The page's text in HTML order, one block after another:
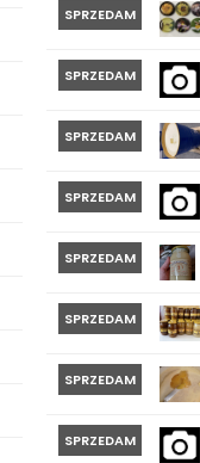
SPRZEDAM
SPRZEDAM
SPRZEDAM
SPRZEDAM
SPRZEDAM
SPRZEDAM
SPRZEDAM
SPRZEDAM